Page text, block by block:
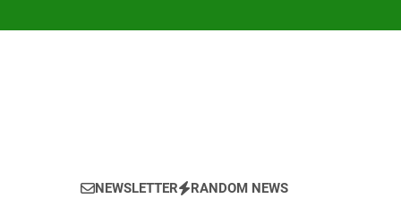
NEWSLETTER RANDOM NEWS